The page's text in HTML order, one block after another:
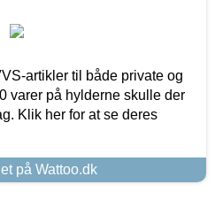
artikler til både private og
varer på hylderne skulle der
Klik her for at se deres
på Wattoo.dk